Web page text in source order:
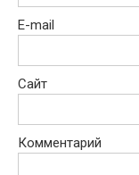
E-mail
Сайт
Комментарий